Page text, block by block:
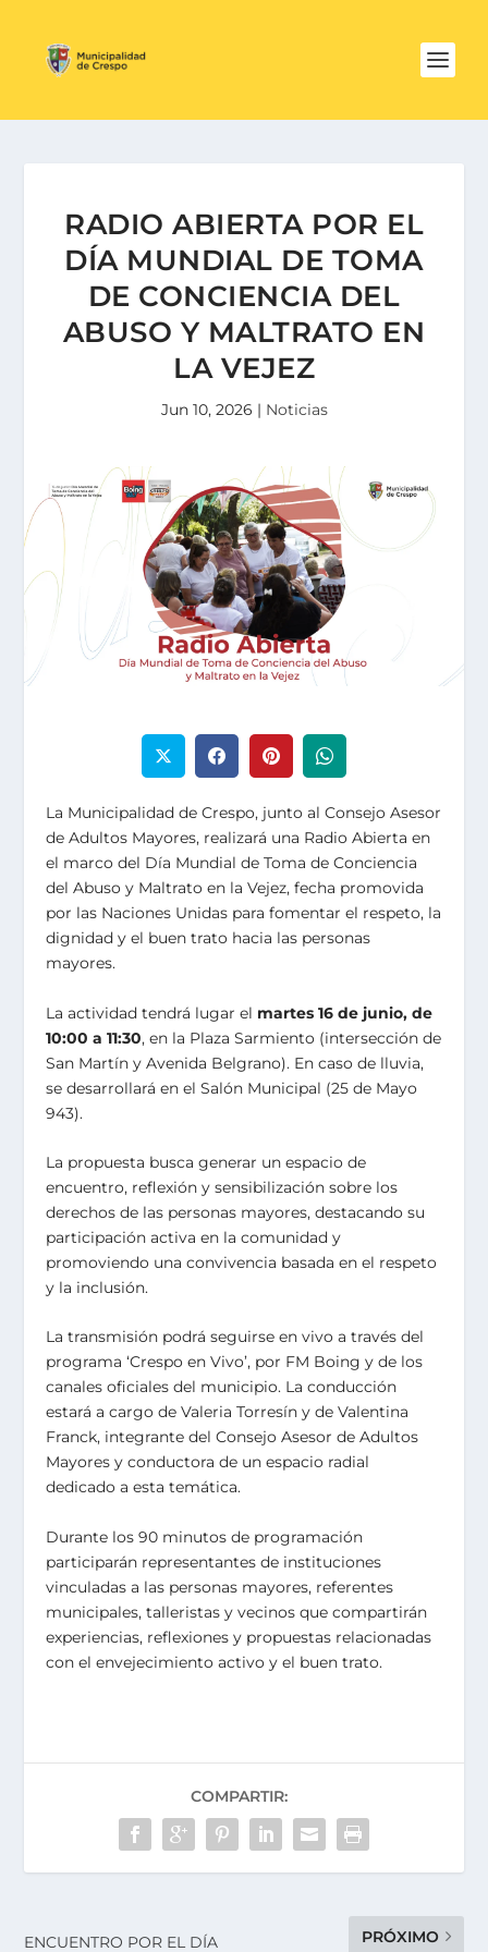
RADIO ABIERTA POR EL
DÍA MUNDIAL DE TOMA
DE CONCIENCIA DEL
ABUSO Y MALTRATO EN
LA VEJEZ
Jun 10, 2026 | Noticias
La Municipalidad de Crespo, junto al Consejo Asesor
de Adultos Mayores, realizará una Radio Abierta en
el marco del Día Mundial de Toma de Conciencia
del Abuso y Maltrato en la Vejez, fecha promovida
por las Naciones Unidas para fomentar el respeto, la
dignidad y el buen trato hacia las personas
mayores.
La actividad tendrá lugar el martes 16 de junio, de
10:00 a 11:30, en la Plaza Sarmiento (intersección de
San Martín y Avenida Belgrano). En caso de lluvia,
se desarrollará en el Salón Municipal (25 de Mayo
943).
La propuesta busca generar un espacio de
encuentro, reflexión y sensibilización sobre los
derechos de las personas mayores, destacando su
participación activa en la comunidad y
promoviendo una convivencia basada en el respeto
y la inclusión.
La transmisión podrá seguirse en vivo a través del
programa ‘Crespo en Vivo’, por FM Boing y de los
canales oficiales del municipio. La conducción
estará a cargo de Valeria Torresín y de Valentina
Franck, integrante del Consejo Asesor de Adultos
Mayores y conductora de un espacio radial
dedicado a esta temática.
Durante los 90 minutos de programación
participarán representantes de instituciones
vinculadas a las personas mayores, referentes
municipales, talleristas y vecinos que compartirán
experiencias, reflexiones y propuestas relacionadas
con el envejecimiento activo y el buen trato.
COMPARTIR:
ENCUENTRO POR EL DÍA
PRÓXIMO